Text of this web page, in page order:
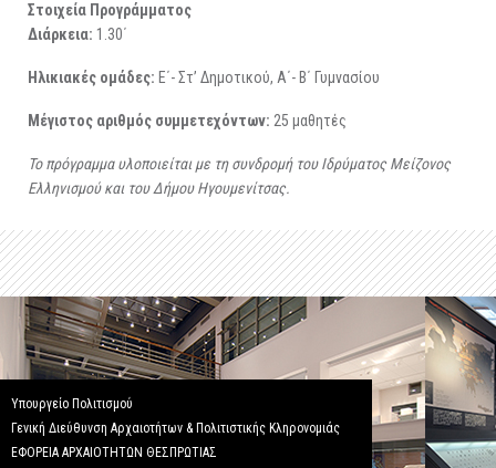
Στοιχεία Προγράμματος
Διάρκεια: 1.30΄
Ηλικιακές ομάδες: Ε΄- Στ’ Δημοτικού, Α΄- Β΄ Γυμνασίου
Μέγιστος αριθμός συμμετεχόντων: 25 μαθητές
Το πρόγραμμα υλοποιείται με τη συνδρομή του Ιδρύματος Μείζονος
Ελληνισμού και του Δήμου Ηγουμενίτσας.
Υπουργείο Πολιτισμού
Γενική Διεύθυνση Αρχαιοτήτων & Πολιτιστικής Κληρονομιάς
ΕΦΟΡΕΙΑ ΑΡΧΑΙΟΤΗΤΩΝ ΘΕΣΠΡΩΤΙΑΣ